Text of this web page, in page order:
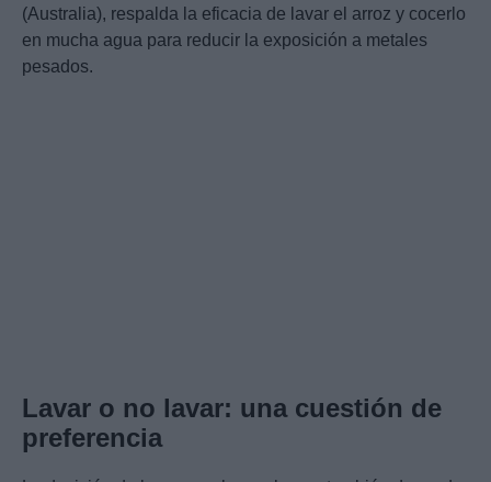
(Australia), respalda la eficacia de lavar el arroz y cocerlo
en mucha agua para reducir la exposición a metales
pesados.
Lavar o no lavar: una cuestión de
preferencia